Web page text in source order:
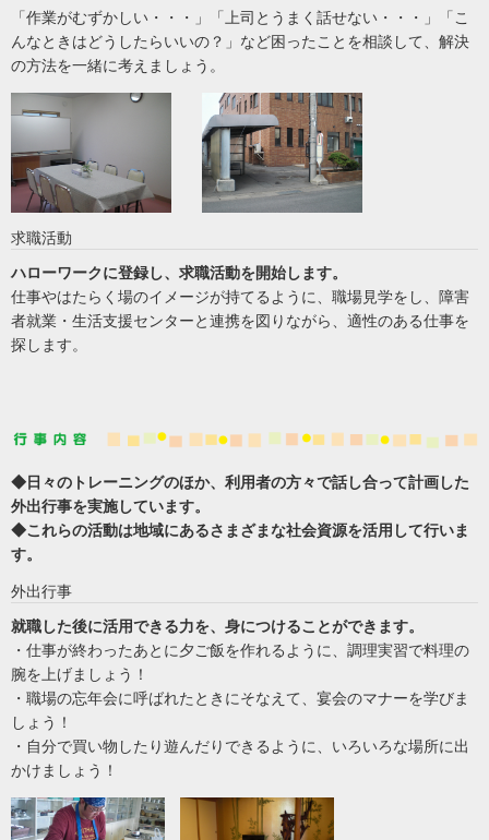
「作業がむずかしい・・・」「上司とうまく話せない・・・」「こ
んなときはどうしたらいいの？」など困ったことを相談して、解決
の方法を一緒に考えましょう。
求職活動
ハローワークに登録し、求職活動を開始します。
仕事やはたらく場のイメージが持てるように、職場見学をし、障害
者就業・生活支援センターと連携を図りながら、適性のある仕事を
探します。
◆日々のトレーニングのほか、利用者の方々で話し合って計画した
外出行事を実施しています。
◆これらの活動は地域にあるさまざまな社会資源を活用して行いま
す。
外出行事
就職した後に活用できる力を、身につけることができます。
・仕事が終わったあとに夕ご飯を作れるように、調理実習で料理の
腕を上げましょう！
・職場の忘年会に呼ばれたときにそなえて、宴会のマナーを学びま
しょう！
・自分で買い物したり遊んだりできるように、いろいろな場所に出
かけましょう！